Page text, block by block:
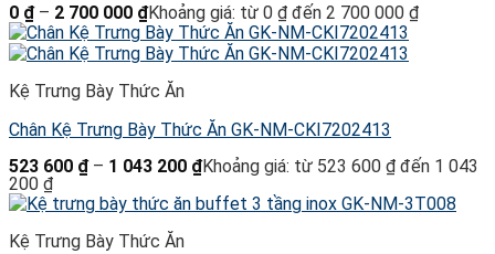
0 ₫ – 2 700 000 ₫Khoảng giá: từ 0 ₫ đến 2 700 000 ₫
Kệ Trưng Bày Thức Ăn
Chân Kệ Trưng Bày Thức Ăn GK-NM-CKI7202413
523 600 ₫ – 1 043 200 ₫Khoảng giá: từ 523 600 ₫ đến 1 043
200 ₫
Kệ Trưng Bày Thức Ăn